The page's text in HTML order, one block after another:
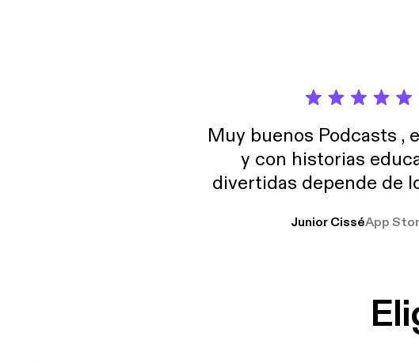
Muy buenos Podcasts ,
y con historias
divertidas depende de
trabajo ya que estoy
Junior CisséApp